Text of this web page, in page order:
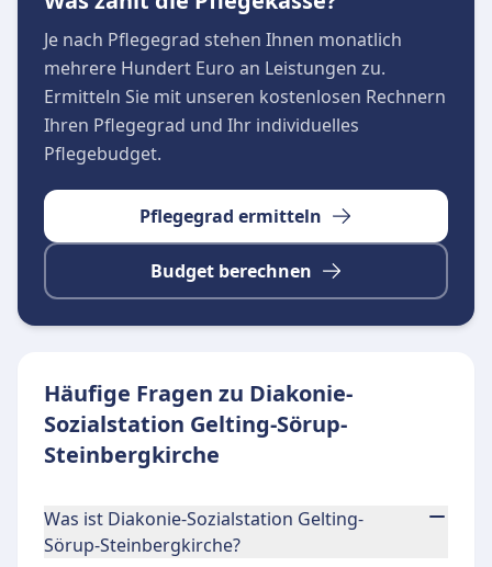
werden.
Unsere Leitgedanken und Leistungen
Individuelle und fachkundige Betreuung im
häuslichen Umfeld
Förderung der Eigenständigkeit und
Berücksichtigung persönlicher Interessen
Angenehme Gestaltung des Lebensumfeldes im
Rahmen der Möglichkeiten
Einfühlsame Begleitung auch im letzten
Lebensabschnitt
und zahlreichen Kommunalgemeinden der
Region. Als Mitglied im Diakonischen Werk
Schleswig-Holstein steht der Dienst für höchste
modernen Pflege.
Je nach Pflegegrad stehen Ihnen monatlich
mehrere Hundert Euro an Leistungen zu.
Ermitteln Sie mit unseren kostenlosen Rechnern
Ihren Pflegegrad und Ihr individuelles
Pflegebudget.
Pflegegrad ermitteln
Budget berechnen
Häufige Fragen zu Diakonie-
Sozialstation Gelting-Sörup-
Steinbergkirche
Was ist Diakonie-Sozialstation Gelting-
Sörup-Steinbergkirche?